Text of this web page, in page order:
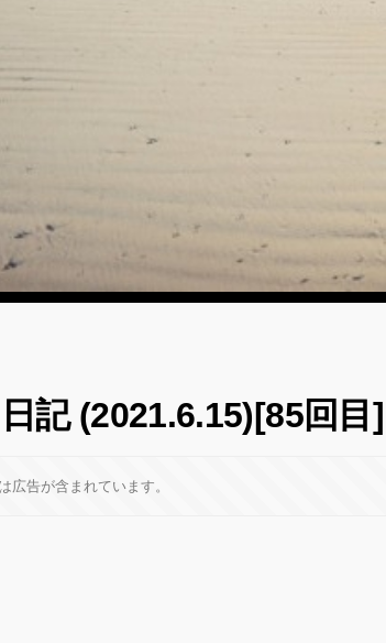
記 (2021.6.15)[85回目]
広告が含まれています。